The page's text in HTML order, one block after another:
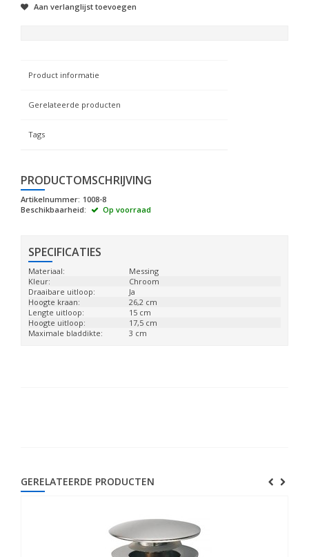
Aan verlanglijst toevoegen
Product informatie
Gerelateerde producten
Tags
PRODUCTOMSCHRIJVING
Artikelnummer: 1008-8
Beschikbaarheid:
Op voorraad
SPECIFICATIES
Materiaal:
Messing
Kleur:
Chroom
Draaibare uitloop:
Ja
Hoogte kraan:
26,2 cm
Lengte uitloop:
15 cm
Hoogte uitloop:
17,5 cm
Maximale bladdikte:
3 cm
GERELATEERDE PRODUCTEN